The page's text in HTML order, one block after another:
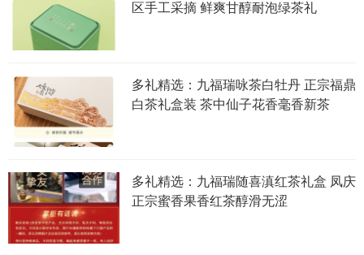
区手工采摘 鲜爽甘醇耐泡绿茶礼
多礼精选：九福瑞咏茶白牡丹 正宗福鼎
白茶礼盒装 茶中仙子花香毫香新茶
多礼精选：九福瑞随喜滇红茶礼盒 凤庆
正宗蜜香果香红茶醇滑无涩